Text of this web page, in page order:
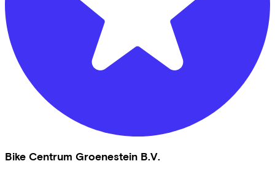
Bike Centrum Groenestein B.V.